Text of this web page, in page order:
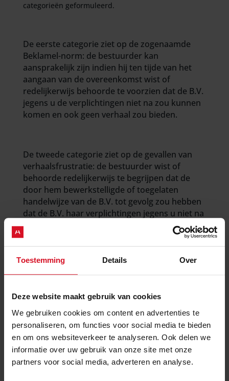
Toestemming Details Over
Deze website maakt gebruik van cookies
We gebruiken cookies om content en advertenties te
personaliseren, om functies voor social media te bieden
en om ons websiteverkeer te analyseren. Ook delen we
informatie over uw gebruik van onze site met onze
partners voor social media, adverteren en analyse.
categorieën geformuleerd.
De eerste categorie ziet op de zogenaamde
Beklamel-norm: de bestuurder kan
aansprakelijk zijn indien hij ten tijde van het
aangaan van de overeenkomst wist of
redelijkerwijs behoorde te voorzien dat de B.V.
jegens u de verplichtingen niet na zou kunnen
komen en ook geen verhaal zou bieden.
De tweede categorie ziet op de gevallen van
verhaalsfrustratie: de bestuurder wist of
behoorde redelijkerwijs te begrijpen dat de
door hem bewerkstelligde of toegelaten
handelwijze van de B.V. tot gevolg zou hebben
dat de B.V. haar verplichtingen jegens u niet na
zou komen en geen verhaal zou bieden.
Voornoemde categorieën zijn niet uitputtend.
Er kunnen ook andere omstandigheden zijn op
persoonlijk verwijt kan worden gemaakt.
Het probleem zit hem over het algemeen in de
bewijslast: u dient te bewijzen dat er sprake is
van een ernstig persoonlijk verwijtbaar